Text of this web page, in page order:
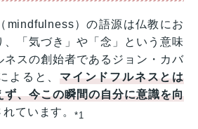
mindfulness）の語源は仏教にお
、「気づき」や「念」という意味
ネスの創始者であるジョン・カバ
よると、マインドフルネスとは
ず、今この瞬間の自分に意識を向
れています。*1